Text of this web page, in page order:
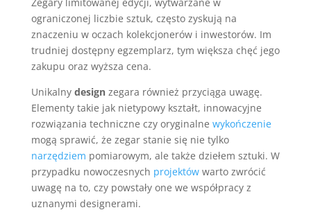
ograniczonej liczbie sztuk, często zyskują na
znaczeniu w oczach kolekcjonerów i inwestorów. Im
trudniej dostępny egzemplarz, tym większa chęć jego
zakupu oraz wyższa cena.
Unikalny designzegara również przyciąga uwagę.
Elementy takie jak nietypowy kształt, innowacyjne
rozwiązania techniczne czy oryginalne wykończenie
mogą sprawić, że zegar stanie się nie tylko
narzędziem pomiarowym, ale także dziełem sztuki. W
przypadku nowoczesnych projektówwarto zwrócić
uwagę na to, czy powstały one we współpracy z
uznanymi designerami.